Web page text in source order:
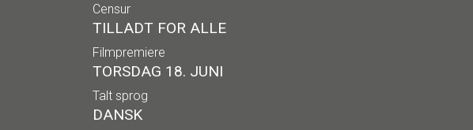
Censur
TILLADT FOR ALLE
Filmpremiere
TORSDAG 18. JUNI
Talt sprog
DANSK